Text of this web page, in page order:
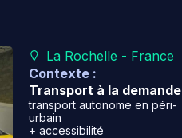
La Rochelle - France
Contexte :
Transport à la demande
transport autonome en péri-
urbain
+ accessibilité